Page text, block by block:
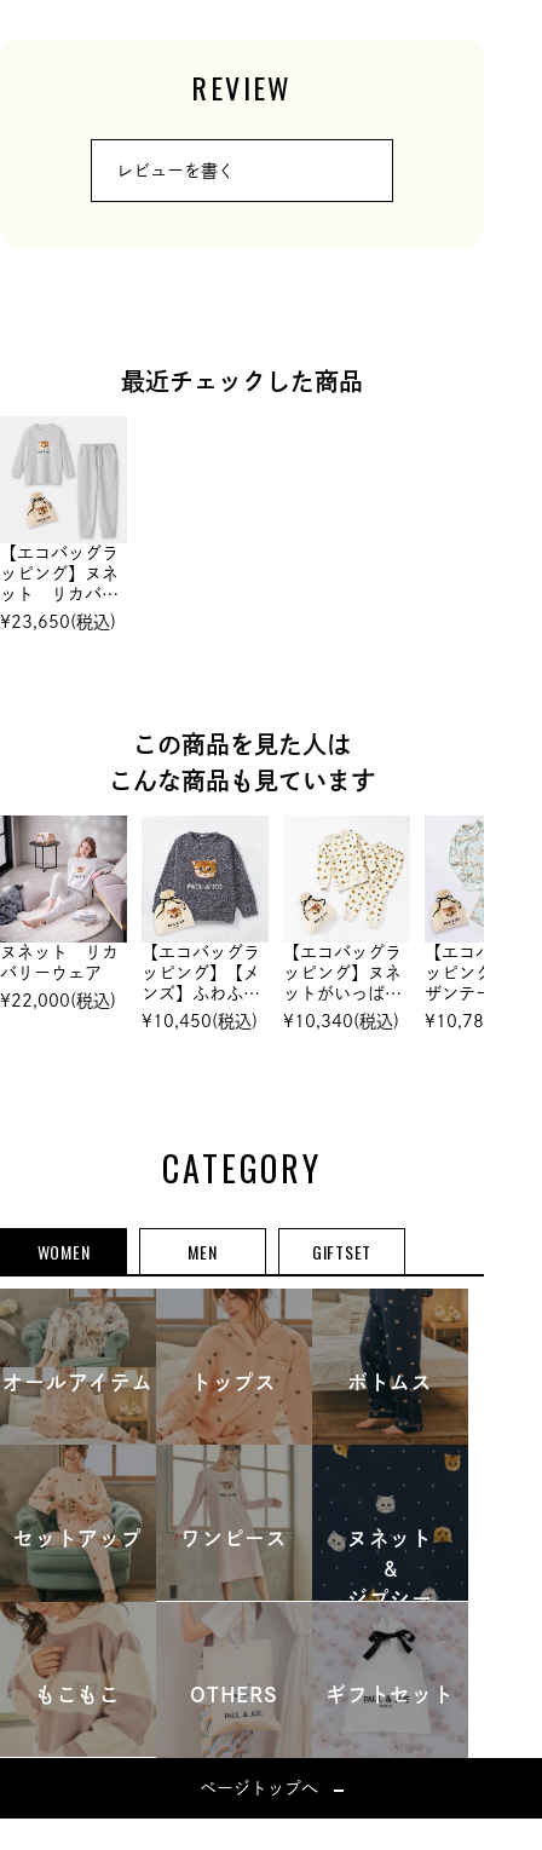
REVIEW
レビューを書く
最近チェックした商品
【エコバッグラ
ッピング】ヌネ
ット リカバリ
ーウェア
¥23,650(税込)
この商品を見た人は
こんな商品も見ています
ヌネット リカ
バリーウェア
¥22,000(税込)
【エコバッグラ
ッピング】【メ
ンズ】ふわふわ
ヌネット メラ
ンジモールヤー
¥ 10,450(税込)
【エコバッグラ
ッピング】ヌネ
ットがいっぱ
い キルトプル
オーバーパジャ
¥ 10,340(税込)
【エコバッグラ
ッピング】 ク
ザンテーム ス
ムースパジャマ
¥ 10,780
CATEGORY
WOMEN MEN GIFTSET
オールアイテム トップス ボトムス
セットアップ ワンピース
ヌネット
&
ジプシー
もこもこ OTHERS ギフトセット
ページトップへ